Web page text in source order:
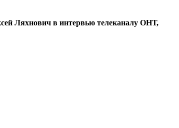
Ляхнович в интервью телеканалу ОНТ,